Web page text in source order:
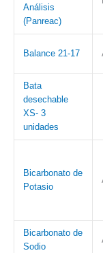
Análisis
(Panreac)
Balance 21-17
Bata
desechable
XS- 3
unidades
Bicarbonato de
Potasio
Bicarbonato de
Sodio